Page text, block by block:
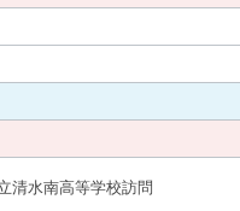
清水南高等学校訪問